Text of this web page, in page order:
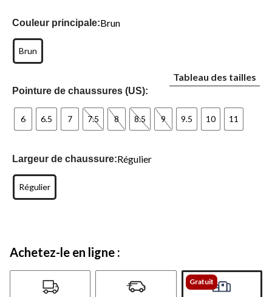
Couleur principale:Brun
Brun
Pointure de chaussures (US):
Tableau des tailles
6 6.5 7 7.5 8 8.5 9 9.5 10 11
Largeur de chaussure:Régulier
Régulier
Achetez-le en ligne :
Gratuit